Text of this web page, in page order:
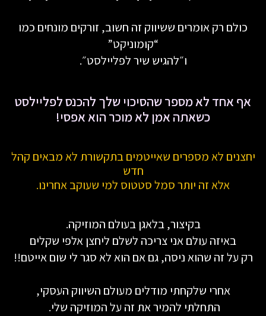
כולם רק אומרים ששיווק זה חשוב, זורקים מונחים כמו
“קומוניקט”
ו״להגיש שיר לפליילסט״.
אף אחד לא מספר שהסיכוי שלך להכנס לפליילסט
כשאתה אמן לא מוכר הוא אפסי!
יחצנים לא מספרים שאייטמים בתקשורת לא מבאים קהל
חדש
אלא זה יותר סמל סטטוס למי שעוקב אחרינו.
בקיצור, בלאגן בעולם המוזיקה.
באיזה עולם אני צריכה לשלם ליחצן אלפי שקלים
רק על זה שהוא ניסה, גם אם הוא לא סגר לי שום אייטם!!
אחרי שלקחתי מודלים מעולם השיווק העסקי,
התחלתי להמיר את זה על המוזיקה שלי.